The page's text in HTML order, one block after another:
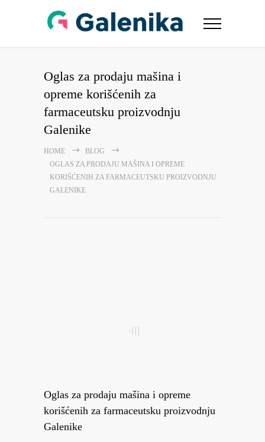
Oglas za prodaju mašina i
opreme korišćenih za
farmaceutsku proizvodnju
Galenike
HOME
BLOG
OGLAS ZA PRODAJU MAŠINA I OPREME
KORIŠĆENIH ZA FARMACEUTSKU PROIZVODNJU
GALENIKE
Oglas za prodaju mašina i opreme
korišćenih za farmaceutsku proizvodnju
Galenike